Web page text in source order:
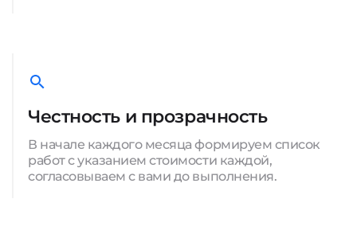
Честность и прозрачность
В начале каждого месяца формируем список
работ с указанием стоимости каждой,
согласовываем с вами до выполнения.